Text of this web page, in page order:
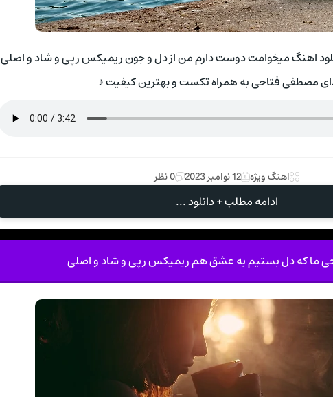
اهنگ میخوامت دوست دارم من از دل و جون ریمیکس رپی و شاد و اصلی
مصطفی فتاحی به همراه تکست و بهترین کیفیت ♪
اهنگ ویژه 12 نوامبر 2023 0 نظر
ادامه مطلب + دانلود ...
ما که دل بستیم به عشق هم ریمیکس رپی و شاد و اصلی